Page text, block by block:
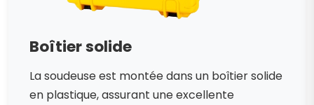
Boîtier solide
La soudeuse est montée dans un boîtier solide
en plastique, assurant une excellente